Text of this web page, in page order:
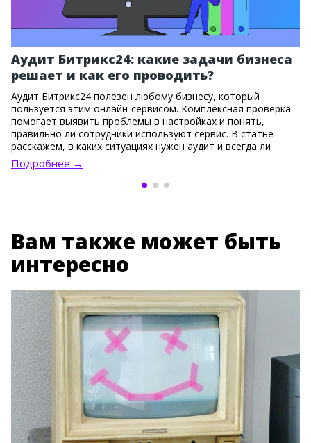
Аудит Битрикс24: какие задачи бизнеса
решает и как его проводить?
Аудит Битрикс24 полезен любому бизнесу, который
пользуется этим онлайн-сервисом. Комплексная проверка
помогает выявить проблемы в настройках и понять,
правильно ли сотрудники используют сервис. В статье
расскажем, в каких ситуациях нужен аудит и всегда ли
стоит нанимать подрядчика для такой работы.
Подробнее →
Вам также может быть
интересно